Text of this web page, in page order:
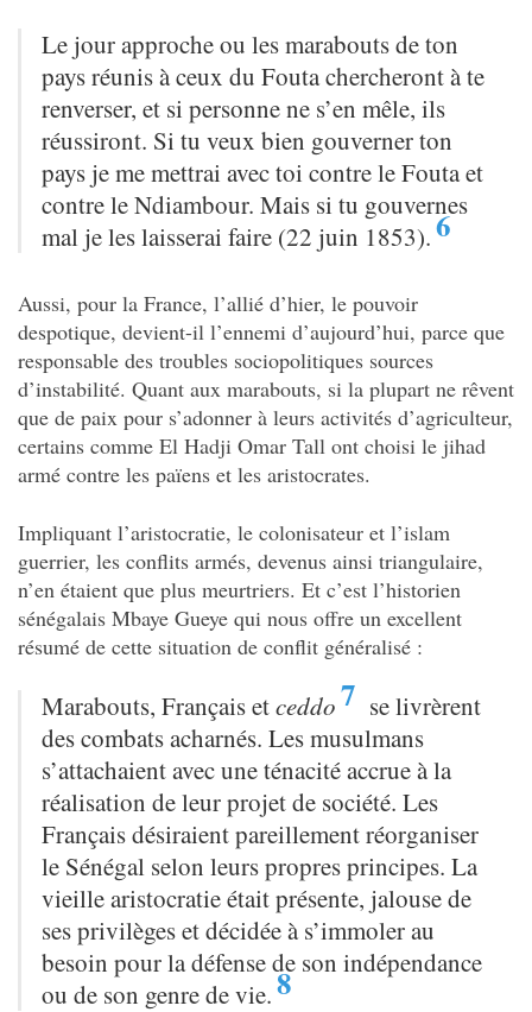
Le jour approche ou les marabouts de ton
pays réunis à ceux du Fouta chercheront à te
renverser, et si personne ne s’en mêle, ils
réussiront. Si tu veux bien gouverner ton
pays je me mettrai avec toi contre le Fouta et
contre le Ndiambour. Mais si tu gouvernes
mal je les laisserai faire (22 juin 1853).6
Aussi, pour la France, l’allié d’hier, le pouvoir
despotique, devient-il l’ennemi d’aujourd’hui, parce que
responsable des troubles sociopolitiques sources
d’instabilité. Quant aux marabouts, si la plupart ne rêvent
que de paix pour s’adonner à leurs activités d’agriculteur,
certains comme El Hadji Omar Tall ont choisi le jihad
armé contre les païens et les aristocrates.
Impliquant l’aristocratie, le colonisateur et l’islam
guerrier, les conflits armés, devenus ainsi triangulaire,
n’en étaient que plus meurtriers. Et c’est l’historien
sénégalais Mbaye Gueye qui nous offre un excellent
résumé de cette situation de conflit généralisé :
Marabouts, Français etceddo7 se livrèrent
des combats acharnés. Les musulmans
s’attachaient avec une ténacité accrue à la
réalisation de leur projet de société. Les
Français désiraient pareillement réorganiser
le Sénégal selon leurs propres principes. La
vieille aristocratie était présente, jalouse de
ses privilèges et décidée à s’immoler au
besoin pour la défense de son indépendance
ou de son genre de vie.8